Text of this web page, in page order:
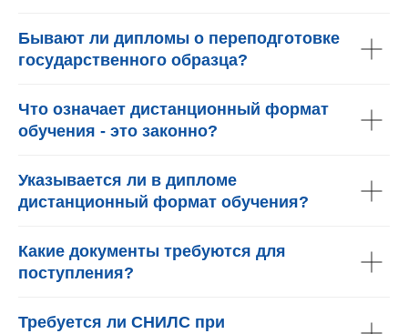
Бывают ли дипломы о переподготовке
государственного образца?
Что означает дистанционный формат
обучения - это законно?
Указывается ли в дипломе
дистанционный формат обучения?
Какие документы требуются для
поступления?
Требуется ли СНИЛС при